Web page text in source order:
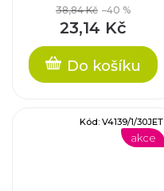
38,84 Kč –40 %
23,14 Kč
Do košíku
akce
Kód: V4139/1/30JET